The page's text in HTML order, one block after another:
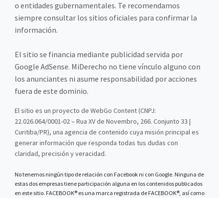
o entidades gubernamentales. Te recomendamos
siempre consultar los sitios oficiales para confirmar la
información.
El sitio se financia mediante publicidad servida por
Google AdSense. MiDerecho no tiene vínculo alguno con
los anunciantes ni asume responsabilidad por acciones
fuera de este dominio.
El sitio es un proyecto de WebGo Content (CNPJ:
22.026.064/0001-02 – Rua XV de Novembro, 266. Conjunto 33 |
Curitiba/PR), una agencia de contenido cuya misión principal es
generar información que responda todas tus dudas con
claridad, precisión y veracidad.
No tenemos ningún tipo de relación con Facebook ni con Google. Ninguna de
estas dos empresas tiene participación alguna en los contenidos publicados
en este sitio. FACEBOOK® es una marca registrada de FACEBOOK®, así como